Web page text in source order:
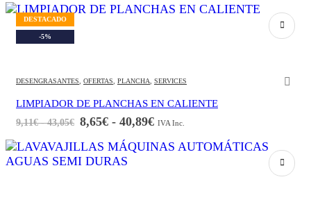
precios:
DESTACADO
-5%
Este producto tiene múltiples variantes. Las opciones se pueden elegir en la página de producto
DESENGRASANTES OFERTAS PLANCHA SERVICES
LIMPIADOR DE PLANCHAS EN CALIENTE
9,11€ - 43,05€Rango
precios:
desde
9,11€
8,65€ - 40,89€Rango
precios:
IVA Inc.
Este producto tiene múltiples variantes. Las opciones se pueden elegir en la página de producto